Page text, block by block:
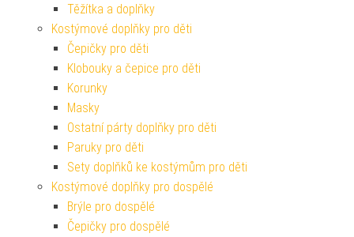
Těžítka a doplňky
Kostýmové doplňky pro děti
Čepičky pro děti
Klobouky a čepice pro děti
Korunky
Masky
Ostatní párty doplňky pro děti
Paruky pro děti
Sety doplňků ke kostýmům pro děti
Kostýmové doplňky pro dospělé
Brýle pro dospělé
Čepičky pro dospělé